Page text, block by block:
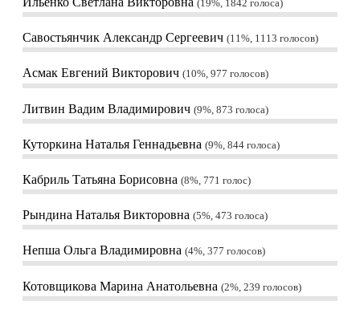
19%, 1842 голоса
Савостьянчик Александр Сергеевич 11%, 1113 голосов
Асмак Евгений Викторович 10%, 977 голосов
Литвин Вадим Владимирович 9%, 873 голоса
Куторкина Наталья Геннадьевна 9%, 844 голоса
Кабриль Татьяна Борисовна 8%, 771 голос
Рындина Наталья Викторовна 5%, 473 голоса
Непша Ольга Владимировна 4%, 377 голосов
Котовщикова Марина Анатольевна 2%, 239 голосов